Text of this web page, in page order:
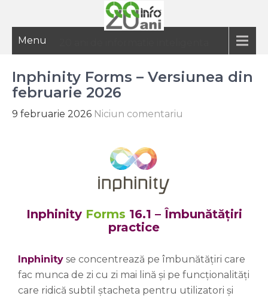
Menu
Inphinity Forms – Versiunea din
februarie 2026
9 februarie 2026 Niciun comentariu
Inphinity Forms 16.1 – Îmbunătățiri
practice
Inphinity se concentrează pe îmbunătățiri care
fac munca de zi cu zi mai lină și pe funcționalități
care ridică subtil ștacheta pentru utilizatori și